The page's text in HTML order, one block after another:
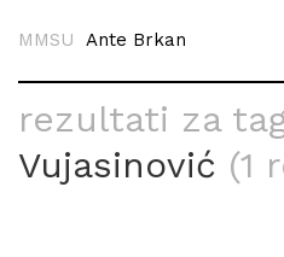
MMSU Ante Brkan
rezultati za
Vujasinović (1